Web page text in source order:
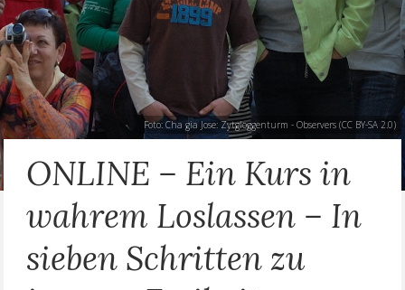
Foto: Cha gia Jose: Zytgloggenturm - Observers (CC BY-SA 2.0)
ONLINE – Ein Kurs in
wahrem Loslassen – In
sieben Schritten zu